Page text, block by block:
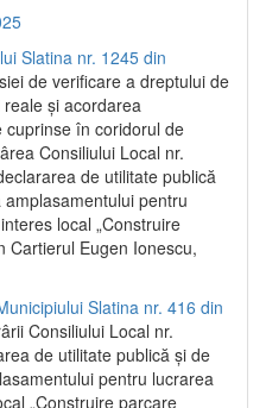
Slatina nr. 1245 din
de verificare a dreptului de
și acordarea
în coridorul de
Consiliului Local nr.
de utilitate publică
pentru
local „Construire
Cartierul Eugen Ionescu,
Slatina nr. 416 din
Consiliului Local nr.
de utilitate publică și de
pentru lucrarea
„Construire parcare